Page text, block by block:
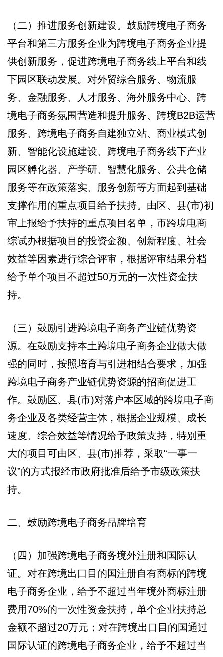
（二）推进服务创新建设。鼓励跨境电子商务
平台和第三方服务企业为跨境电子商务企业提
供创新服务，促进跨境电子商务线上平台和线
下园区联动发展。对外贸综合服务、物流服
务、金融服务、人才服务、海外服务中心、跨
境电子商务氛围营造和提升服务、跨境B2B运营
服务、跨境电子商务自建独立站、商业模式创
新、智能化设施建设、跨境电子商务线下产业
园区孵化器、产学研、智慧化服务、公共仓储
服务等在政策落实、服务创新等方面起到基础
支撑作用的重点项目给予扶持。由区、县(市)初
审上报给予扶持的重点项目名单，市跨境电商
综试办根据项目的投资金额、创新程度、社会
效益等因素进行综合评审，根据评审结果分档
给予单个项目不超过50万元的一次性资金扶
持。
（三）鼓励引进跨境电子商务产业链优势资
源。在鼓励支持本土跨境电子商务企业做大做
强的同时，按照培育与引进相结合要求，加强
跨境电子商务产业链优势资源的招商促进工
作。鼓励区、县(市)对落户本区域的跨境电子商
务企业及各类经营主体，根据企业规模、成长
速度、综合效益等情况给予政策支持，特别重
大的项目可由区、县(市)推荐，采取“一事一
议”的方式报经市政府批准后给予市级政策扶
持。
二、鼓励跨境电子商务品牌培育
（四）加强跨境电子商务境外注册和国际认
证。对在跨境出口目的国注册自有商标的跨境
电子商务企业，给予不超过当年境外商标注册
费用70%的一次性资金扶持，单个企业扶持总
金额不超过20万元；对在跨境出口目的国通过
国际认证的跨境电子商务企业，给予不超过当